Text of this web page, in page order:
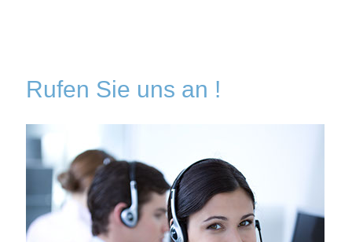
Rufen Sie uns an !